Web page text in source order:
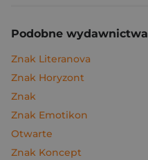
Podobne wydawnictwa
Znak Literanova
Znak Horyzont
Znak
Znak Emotikon
Otwarte
Znak Koncept